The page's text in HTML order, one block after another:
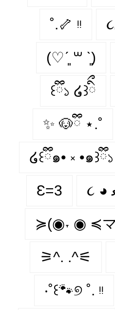
˚.🦴 ᵎᵎ
(♡ˊ͈ ꒳ ˋ͈)
꒰ྀི১ ໒꒱ིྀ
✨ 🐶ྀི ⋆.˚
໒꒰ྀི๑• ༝ •๑꒱ྀི১
Ɛ=3
≽(◉˕ ◉ ≼
⚞^. .^⚟
‧˚꒰🐾୭ ˚. ᵎᵎ